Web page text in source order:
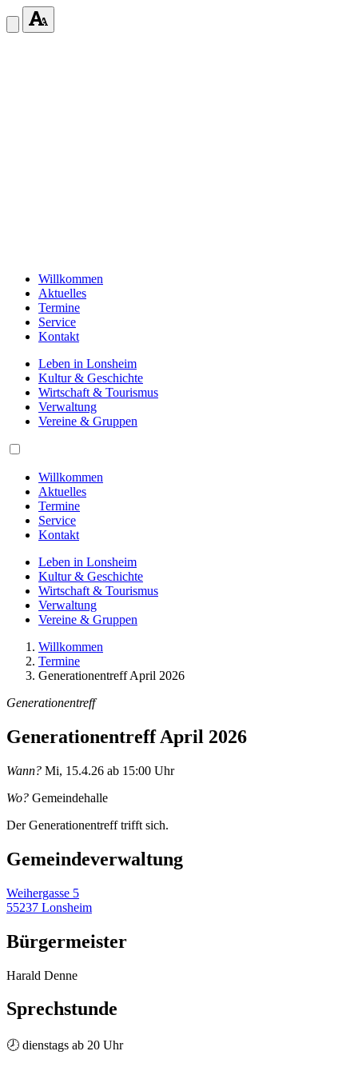
Willkommen
Aktuelles
Termine
Service
Kontakt
Leben in Lonsheim
Kultur & Geschichte
Wirtschaft & Tourismus
Verwaltung
Vereine & Gruppen
Willkommen
Aktuelles
Termine
Service
Kontakt
Leben in Lonsheim
Kultur & Geschichte
Wirtschaft & Tourismus
Verwaltung
Vereine & Gruppen
Willkommen
Termine
Generationentreff April 2026
Generationentreff
Generationentreff April 2026
Wann? Mi, 15.4.26 ab 15:00 Uhr
Wo? Gemeindehalle
Der Generationentreff trifft sich.
Gemeinde­verwaltung
Weihergasse 5
55237 Lonsheim
Bürgermeister
Harald Denne
Sprechstunde
🕗 dienstags ab 20 Uhr